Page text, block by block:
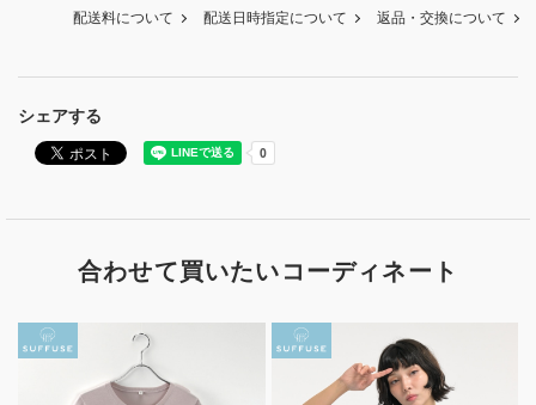
シェアする
配送料について 配送日時指定について 返品・交換について
合わせて買いたいコーディネート